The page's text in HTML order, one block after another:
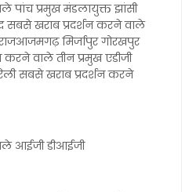
पांच प्रमुख मंडलायुक्त झांसी
सबसे खराब प्रदर्शन करने वाले
मिर्जापुर गोरखपुर
करने वाले तीन प्रमुख एडीजी
सबसे खराब प्रदर्शन करने
आईजी डीआईजी